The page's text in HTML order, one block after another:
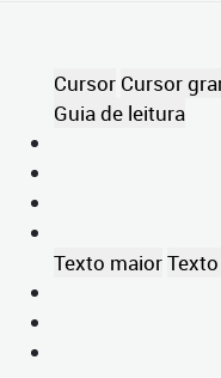
Cursor Cursor
Guia de leitura
Texto maior